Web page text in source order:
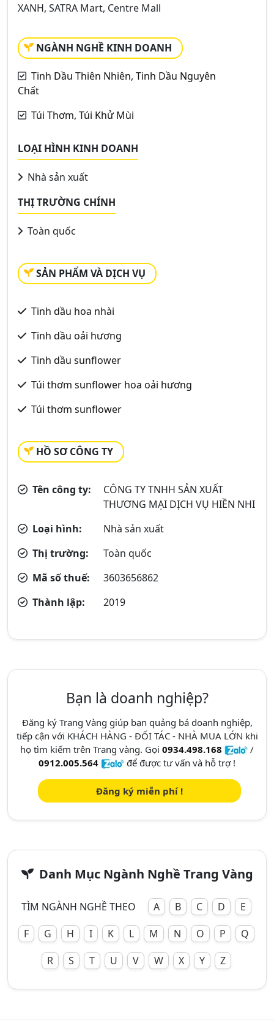
XANH, SATRA Mart, Centre Mall
NGÀNH NGHỀ KINH DOANH
Tinh Dầu Thiên Nhiên, Tinh Dầu Nguyên
Chất
Túi Thơm, Túi Khử Mùi
LOẠI HÌNH KINH DOANH
Nhà sản xuất
THỊ TRƯỜNG CHÍNH
Toàn quốc
SẢN PHẨM VÀ DỊCH VỤ
Tinh dầu hoa nhài
Tinh dầu oải hương
Tinh dầu sunflower
Túi thơm sunflower hoa oải hương
Túi thơm sunflower
HỒ SƠ CÔNG TY
Tên công ty:
CÔNG TY TNHH SẢN XUẤT
THƯƠNG MẠI DỊCH VỤ HIỀN NHI
Loại hình:
Nhà sản xuất
Thị trường:
Toàn quốc
Mã số thuế:
3603656862
Thành lập:
2019
Bạn là doanh nghiệp?
Đăng ký Trang Vàng giúp bạn quảng bá doanh nghiệp,
tiếp cận với KHÁCH HÀNG - ĐỐI TÁC - NHÀ MUA LỚN khi
họ tìm kiếm trên Trang vàng. Gọi 0934.498.168
/
0912.005.564
để được tư vấn và hỗ trợ !
Đăng ký miễn phí !
Danh Mục Ngành Nghề Trang Vàng
TÌM NGÀNH NGHỀ THEO A B C D
E
F
G H I K L M N O P
Q
R
S T U V W X Y Z